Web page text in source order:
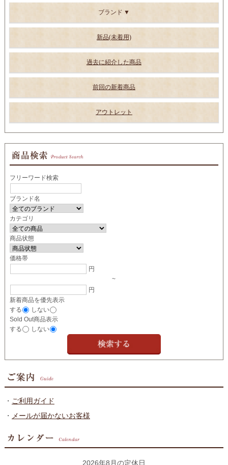
ブランド
新品(未着用)
過去に紹介した商品
前回の新着商品
アウトレット
フリーワード検索
ブランド名
カテゴリ
商品状態
価格帯
円
~
円
新着商品を優先表示
する
しない
Sold Out商品表示
する
しない
・ ご利用ガイド
・ メールが届かないお客様
2026年8月の定休日